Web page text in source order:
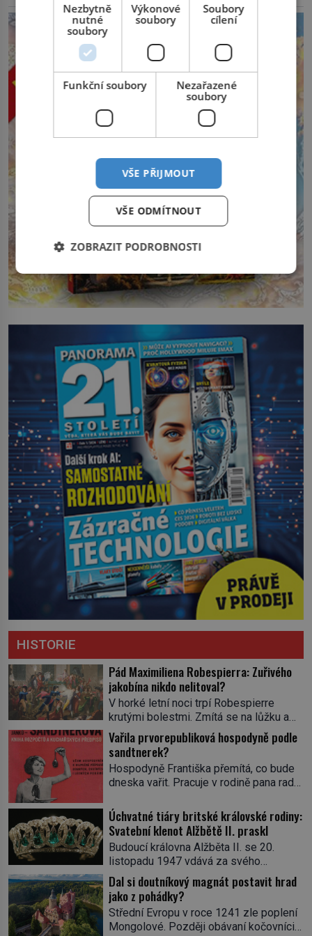
HISTORIE
Pád Maximiliena Robespierra: Zuřivého
jakobína nikdo nelitoval?
V horké letní noci trpí Robespierre
krutými bolestmi. Zmítá se na lůžku a
hlavou mu víří kolotoč myšlenek. Když
se probere z mdlob, vzpomene si na
jednu z pařížských jasnovidek, kterou
před lety navštívil. Prorokovala mu
tragický osud. Tehdy se jí vysmál.
prohlásil o něm jiný významný
francouzský revolucionář, Honoré de
Mirabeau […]
Vařila prvorepubliková hospodyně podle
sandtnerek?
Hospodyně Františka přemítá, co bude
dneska vařit. Pracuje v rodině pana rady
rychle v jedné ze „sandtnerek“.
„Zaplaťpánbůh, že už nemusíme chodit
s lístky,“ povzdechne si směrem ke
služce, kterou má v kuchyni k ruce.
Ještě v prvních letech nové republiky
fungoval kvůli nedostatku zboží
přídělový systém. […]
Úchvatné tiáry britské královské rodiny:
Svatební klenot Alžbětě II. praskl
Budoucí královna Alžběta II. se 20.
listopadu 1947 vdává za svého
vyvoleného Filipa Mountbattena. Aby
měla na obřad ve Westminsteru podle
tradice „něco vypůjčeného“, její matka jí
věnuje jedinečný šperk ze své
soukromé kolekce – diamantovou tiáru
Dal si doutníkový magnát postavit hrad
jako z pohádky?
Střední Evropu v roce 1241 zle poplení
Mongolové. Později obávaní kočovníci
Nezbytně
nutné
soubory
Výkonové
soubory
Soubory
cílení
Funkční soubory
Nezařazené
soubory
VŠE PŘIJMOUT
VŠE ODMÍTNOUT
ZOBRAZIT PODROBNOSTI